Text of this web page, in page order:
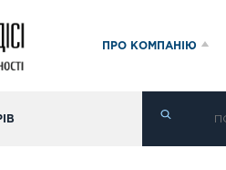
ПРО КОМПАНІЮ